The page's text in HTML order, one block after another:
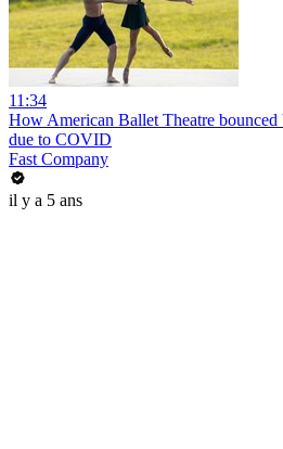
11:34
How American Ballet Theatre
due to COVID
Fast Company
il y a 5 ans